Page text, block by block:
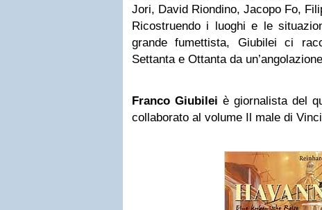
Jori, David Riondino, Jacopo Fo,
Ricostruendo i luoghi e le
grande fumettista, Giubilei ci
Settanta e Ottanta da
Franco Giubilei è giornalista del
collaborato al volume Il male di